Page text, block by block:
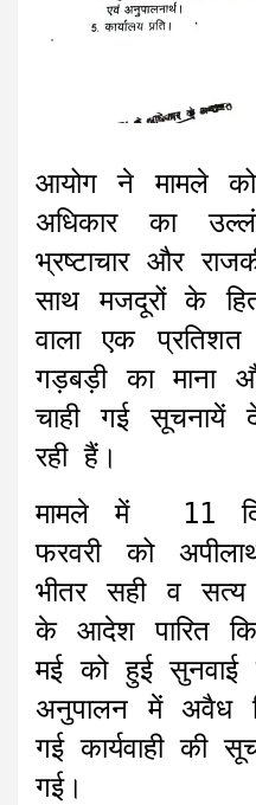
आयोग ने मामले
अधिकार का
भ्रष्टाचार और
साथ मजदूरों के
वाला एक
गड़बड़ी का माना
चाही गई सूचनायें
रही हैं।
मामले में 11
फरवरी को
भीतर सही व
के आदेश पारित
मई को हुई
अनुपालन में अवैध
गई कार्यवाही की
गई।